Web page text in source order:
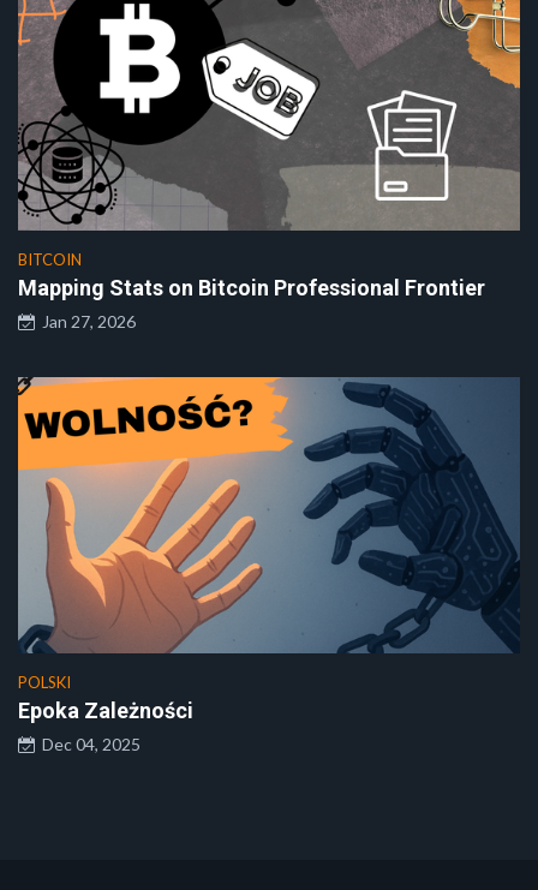
BITCOIN
Mapping Stats on Bitcoin Professional Frontier
Jan 27, 2026
POLSKI
Epoka Zależności
Dec 04, 2025